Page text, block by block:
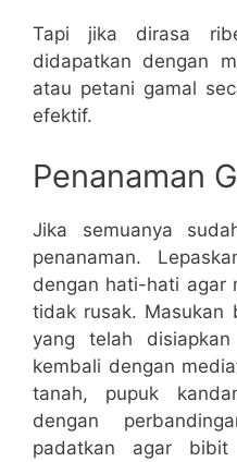
Tapi jika dirasa
didapatkan dengan
atau petani gamal
efektif.
Penanaman
Jika semuanya
penanaman.
dengan hati-hati agar
tidak rusak. Masukan
yang telah
kembali dengan
tanah, pupuk
dengan
padatkan agar